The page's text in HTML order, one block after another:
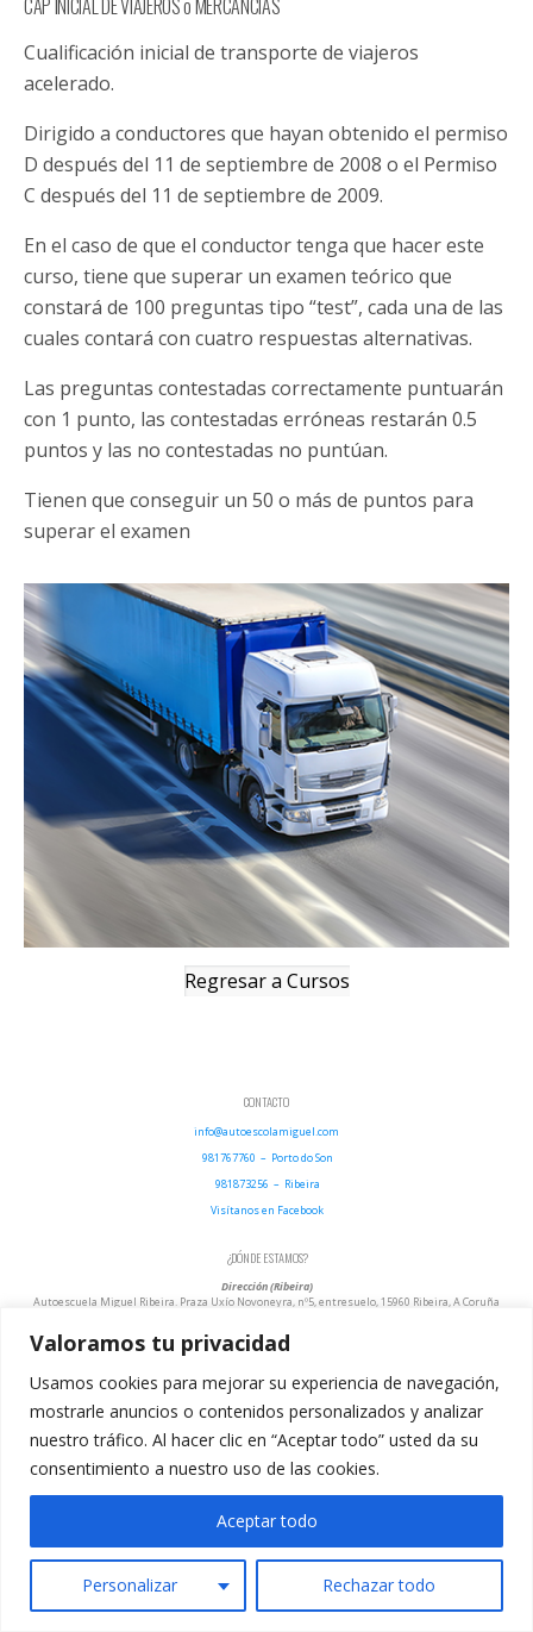
Valoramos tu privacidad
Usamos cookies para mejorar su experiencia de navegación,
mostrarle anuncios o contenidos personalizados y analizar
nuestro tráfico. Al hacer clic en “Aceptar todo” usted da su
consentimiento a nuestro uso de las cookies.
Personalizar Rechazar todo
Aceptar todo
CAP INICIAL DE VIAJEROS o MERCANCÍAS
Cualificación inicial de transporte de viajeros
acelerado.
Dirigido a conductores que hayan obtenido el permiso
D después del 11 de septiembre de 2008 o el Permiso
C después del 11 de septiembre de 2009.
En el caso de que el conductor tenga que hacer este
curso, tiene que superar un examen teórico que
constará de 100 preguntas tipo “test”, cada una de las
cuales contará con cuatro respuestas alternativas.
Las preguntas contestadas correctamente puntuarán
con 1 punto, las contestadas erróneas restarán 0.5
puntos y las no contestadas no puntúan.
Tienen que conseguir un 50 o más de puntos para
superar el examen
Regresar a Cursos
CONTACTO
info@autoescolamiguel.com
981767760 – Porto do Son
981873256 – Ribeira
Visítanos en Facebook
¿DÓNDE ESTAMOS?
Dirección (Ribeira)
Autoescuela Miguel Ribeira. Praza Uxío Novoneyra, nº5, entresuelo, 15960 Ribeira, A Coruña
Lunes a viernes:
9:00 a 13:30 h – 16:00 a 21:00 h
Dirección (Porto do Son)
Rúa Campo Atalaia, 23, 15970 Porto do Son, A Coruña
TÉRMINOS LEGALES
Aviso Legal
Política de Privacidad
Política de Cookies